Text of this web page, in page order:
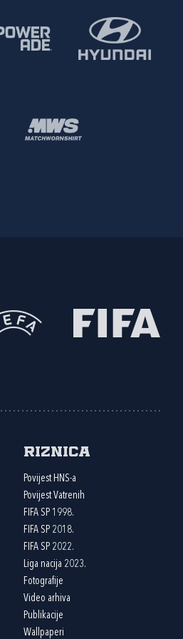
Riznica
Povijest HNS-a
Povijest Vatrenih
FIFA SP 1998.
FIFA SP 2018.
FIFA SP 2022.
Liga nacija 2023.
Fotografije
Video arhiva
Publikacije
Wallpaperi